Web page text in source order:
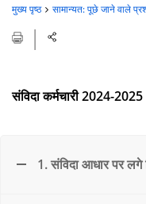
मुख्य पृष्ठ सामान्यत: पूछे जाने वाले
संविदा कर्मचारी 2024-2025
1. संविदा आधार पर लगे